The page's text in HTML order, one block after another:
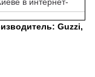
Guzzi,